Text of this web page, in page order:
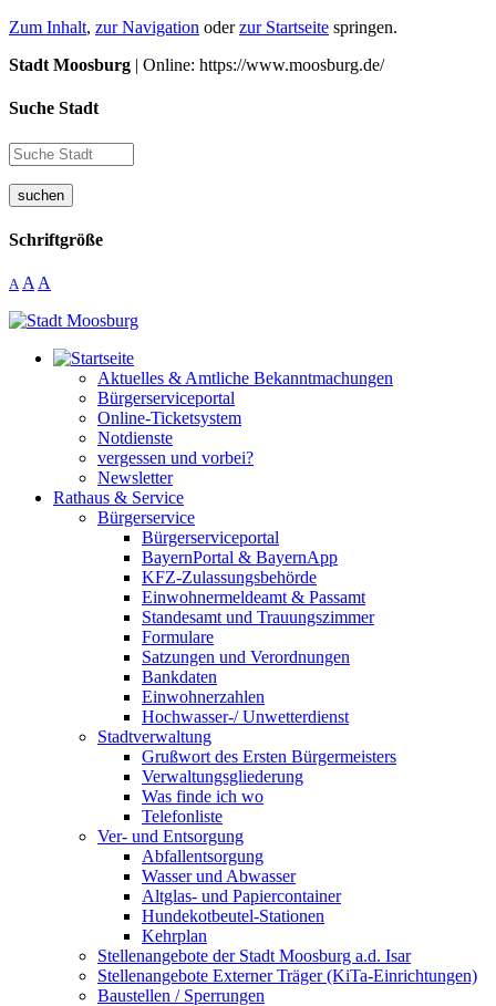
Zum Inhalt, zur Navigation oderzur Startseite springen.
Stadt Moosburg | Online: https://www.moosburg.de/
Suche Stadt
suchen
Schriftgröße
A A A
Aktuelles & Amtliche Bekanntmachungen
Bürgerserviceportal
Online-Ticketsystem
Notdienste
vergessen und vorbei?
Newsletter
Rathaus & Service
Bürgerservice
Bürgerserviceportal
BayernPortal & BayernApp
KFZ-Zulassungsbehörde
Einwohnermeldeamt & Passamt
Standesamt und Trauungszimmer
Formulare
Satzungen und Verordnungen
Bankdaten
Einwohnerzahlen
Hochwasser-/ Unwetterdienst
Stadtverwaltung
Grußwort des Ersten Bürgermeisters
Verwaltungsgliederung
Was finde ich wo
Telefonliste
Ver- und Entsorgung
Abfallentsorgung
Wasser und Abwasser
Altglas- und Papiercontainer
Hundekotbeutel-Stationen
Kehrplan
Stellenangebote der Stadt Moosburg a.d. Isar
Stellenangebote Externer Träger (KiTa-Einrichtungen)
Baustellen / Sperrungen